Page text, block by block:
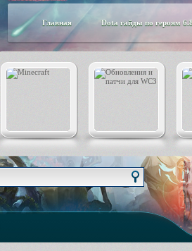
Главная Dota гайды по героям